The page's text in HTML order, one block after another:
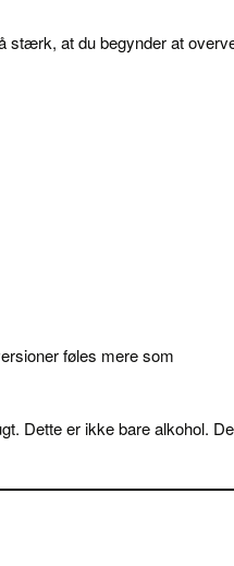
stærk, at du begynder at
føles mere som
Dette er ikke bare alkohol.